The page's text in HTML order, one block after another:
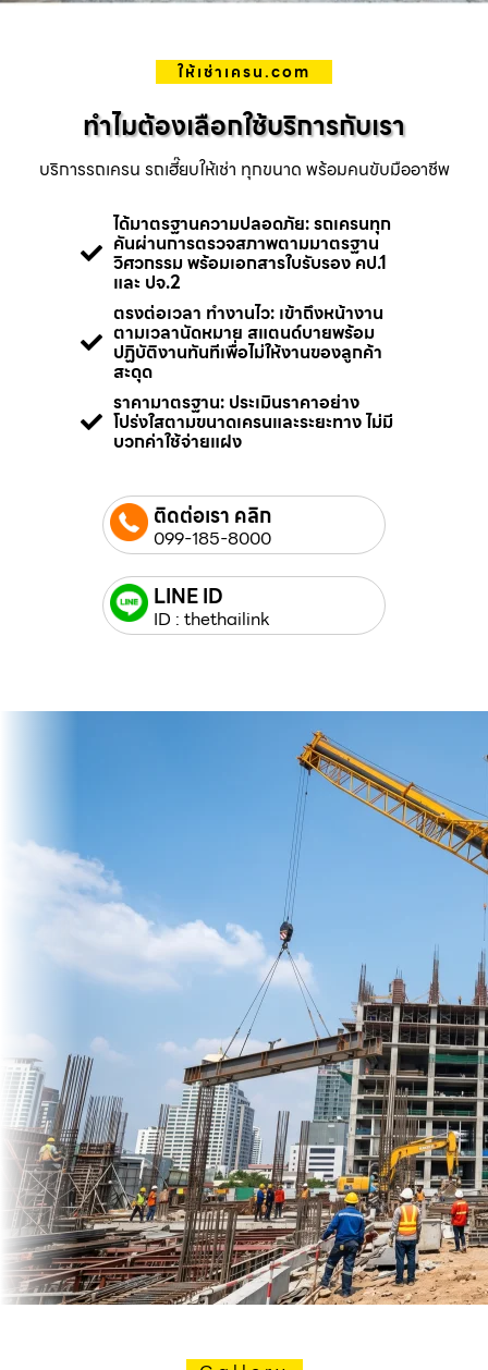
ให้เช่าเครน.com
ทำไมต้องเลือกใช้บริการกับเรา
บริการรถเครน รถเฮี๊ยบให้เช่า ทุกขนาด พร้อมคนขับมืออาชีพ
ได้มาตรฐานความปลอดภัย: รถเครนทุก
คันผ่านการตรวจสภาพตามมาตรฐาน
วิศวกรรม พร้อมเอกสารใบรับรอง คป.1
และ ปจ.2
ตรงต่อเวลา ทำงานไว: เข้าถึงหน้างาน
ตามเวลานัดหมาย สแตนด์บายพร้อม
ปฏิบัติงานทันทีเพื่อไม่ให้งานของลูกค้า
สะดุด
ราคามาตรฐาน: ประเมินราคาอย่าง
โปร่งใสตามขนาดเครนและระยะทาง ไม่มี
บวกค่าใช้จ่ายแฝง
ติดต่อเรา คลิก
099-185-8000
LINE ID
ID : thethailink